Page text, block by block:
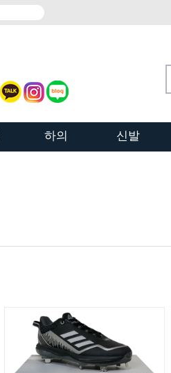
하의 신발